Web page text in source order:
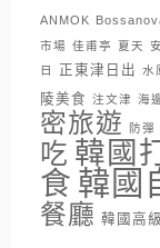
ANMOK
市場 佳甫亭 夏天
日
正東津日出 水
陵美食 注文津 海
密旅遊
防彈
吃 韓國
食 韓國
餐廳 韓國高